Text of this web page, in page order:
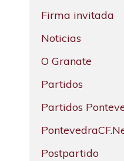
Firma invitada
Noticias
O Granate
Partidos
Partidos
Postpartido